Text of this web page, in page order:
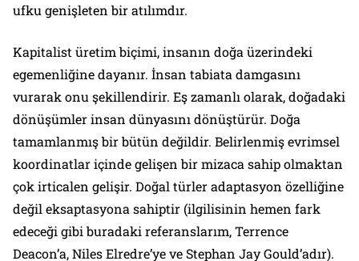
ufku genişleten bir atılımdır.
Kapitalist üretim biçimi, insanın doğa üzerindeki
egemenliğine dayanır. İnsan tabiata damgasını
vurarak onu şekillendirir. Eş zamanlı olarak, doğadaki
dönüşümler insan dünyasını dönüştürür. Doğa
tamamlanmış bir bütün değildir. Belirlenmiş evrimsel
koordinatlar içinde gelişen bir mizaca sahip olmaktan
çok irticalen gelişir. Doğal türler adaptasyon özelliğine
değil eksaptasyona sahiptir (ilgilisinin hemen fark
edeceği gibi buradaki referanslarım, Terrence
Deacon’a, Niles Elredre’ye ve Stephan Jay Gould’adır).